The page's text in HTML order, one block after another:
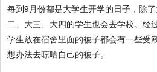
每到9月份都是大学生开学的日子，除
二、大三、大四的学生也会去学校。经
学生放在宿舍里面的被子都会有一些受
想办法去晾晒自己的被子。